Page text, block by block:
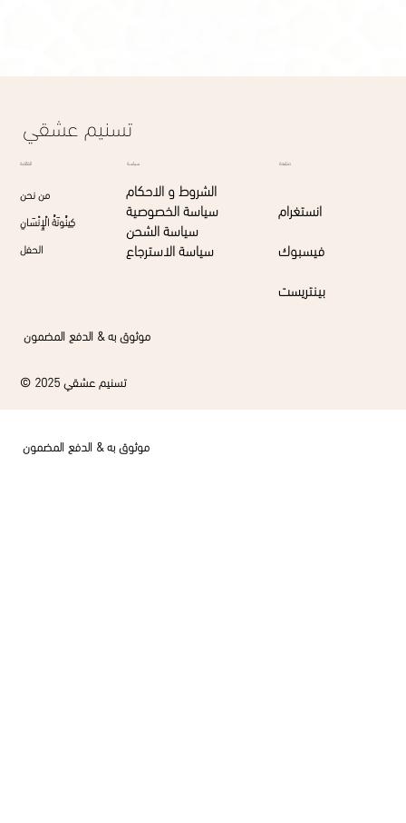
موثوق به & الدفع المضمون
تسنيم عشقي
موثوق به & الدفع المضمون
من نحن
كِينُونَةُ الْإِنْسَانِ
الحفل
القائمة
الشروط و الاحكام
سياسة الخصوصية
سياسة الشحن
سياسة الاسترجاع
سياسة
انستغرام
فيسبوك
بينتريست
متابعة
© 2025 تسنيم عشقي